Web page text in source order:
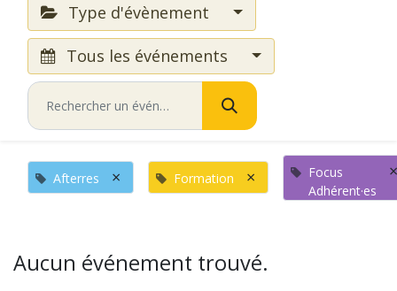
Type d'évènement
Tous les événements
Afterres × Formation ×
Focus
Adhérent·es
×
Aucun événement trouvé.